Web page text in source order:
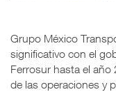
Grupo México
significativo con el
Ferrosur hasta el
de las operaciones y